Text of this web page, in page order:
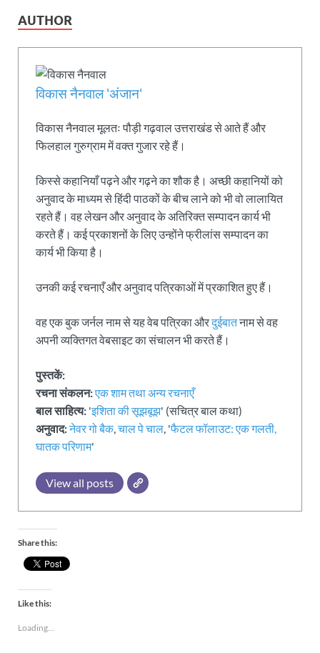
AUTHOR
विकास नैनवाल 'अंजान'
विकास नैनवाल मूलतः पौड़ी गढ़वाल उत्तराखंड से आते हैं और
फिलहाल गुरुग्राम में वक्त गुजार रहे हैं।
किस्से कहानियाँ पढ़ने और गढ़ने का शौक है। अच्छी कहानियों को
अनुवाद के माध्यम से हिंदी पाठकों के बीच लाने को भी वो लालायित
रहते हैं। वह लेखन और अनुवाद के अतिरिक्त सम्पादन कार्य भी
करते हैं। कई प्रकाशनों के लिए उन्होंने फ्रीलांस सम्पादन का
कार्य भी किया है।
उनकी कई रचनाएँ और अनुवाद पत्रिकाओं में प्रकाशित हुए हैं।
वह एक बुक जर्नल नाम से यह वेब पत्रिका औरदुईबातनाम से वह
अपनी व्यक्तिगत वेबसाइट का संचालन भी करते हैं।
पुस्तकें:
रचना संकलन:एक शाम तथा अन्य रचनाएँ
बाल साहित्य: 'इशिता की सूझबूझ' (सचित्र बाल कथा)
अनुवाद:नेवर गो बैक,चाल पे चाल, 'फैटल फॉलाउट: एक गलती,
घातक परिणाम'
View all posts
Share this:
Like this:
Loading...